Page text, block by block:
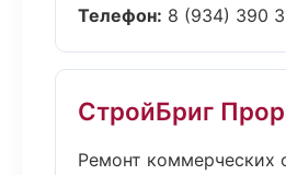
Телефон: 8 (934) 390
СтройБриг
Ремонт коммерческих